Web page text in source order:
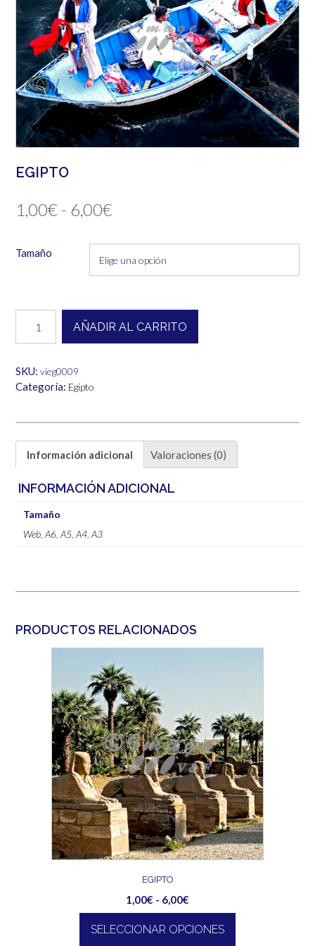
EGIPTO
1,00€ - 6,00€
precios:
1,00€
hasta
Tamaño
cantidad
AÑADIR AL CARRITO
SKU: vieg0009
Categoría: Egipto
Información adicional Valoraciones (0)
INFORMACIÓN ADICIONAL
Tamaño
Web ,A6 ,A5 ,A4 ,A3
PRODUCTOS RELACIONADOS
EGIPTO
1,00€ - 6,00€
de
precios:
SELECCIONAR OPCIONES